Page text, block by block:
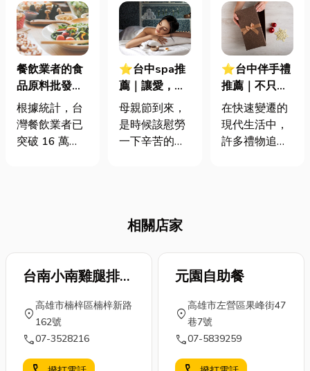
餐飲業者的食
品原料批發省
錢智慧，讓你
的利潤翻倍
根據統計，台
灣餐飲業者已
突破 16 萬
在菜品創新與
成本控管間取
而，許多業者
在食品原料批
發上面臨各種
挑戰，包括價
⭐台中spa推
薦｜讓愛，從
指尖傳遞！為
辛勞的媽媽，
獻上最溫柔的
母親節到來，
是時候該慰勞
一下辛苦的媽
摩！文內除了
SPA按摩優質
店家，還會分
摩冷知識，像
次、按摩有什
麼好處、為什
⭐台中伴手禮
推薦｜不只是
「禮」，更是
「惦記」！一
篇搞懂如何挑
在快速變遷的
現代生活中，
許多禮物追求
它不一定是最
名貴的，卻承
惦記與祝福。
帶回的一份在
地特產，還是
相關店家
台南小南雞腿排骨
大王
location_on
高雄市楠梓區楠梓新路
162號
call07-3528216
元園自助餐
location_on
高雄市左營區果峰街47
巷7號
call07-5839259